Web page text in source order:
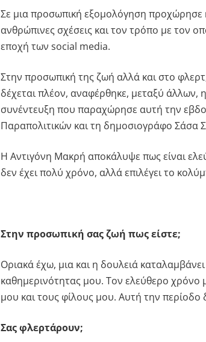
Σε μια προσωπική εξομολόγηση προχώρησε
ανθρώπινες σχέσεις και τον τρόπο με τον
εποχή των social media.
Στην προσωπική της ζωή αλλά και στο
δέχεται πλέον, αναφέρθηκε, μεταξύ άλλων, η
συνέντευξη που παραχώρησε αυτή την
Παραπολιτικών και τη δημοσιογράφο Σάσα
Η Αντιγόνη Μακρή αποκάλυψε πως είναι
δεν έχει πολύ χρόνο, αλλά επιλέγει το
Στην προσωπική σας ζωή πως είστε;
Οριακά έχω, μια και η δουλειά
καθημερινότητας μου. Τον ελεύθερο χρόνο
μου και τους φίλους μου. Αυτή την περίοδο
Σας φλερτάρουν;